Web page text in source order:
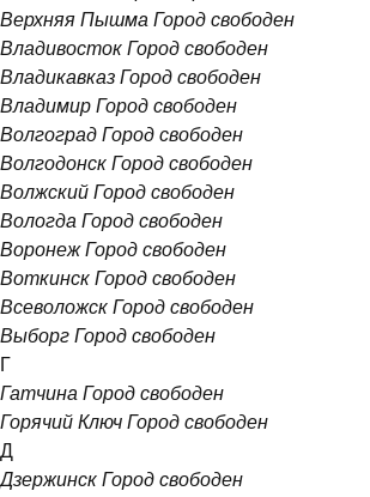
Верхняя Пышма Город свободен
Владивосток Город свободен
Владикавказ Город свободен
Владимир Город свободен
Волгоград Город свободен
Волгодонск Город свободен
Волжский Город свободен
Вологда Город свободен
Воронеж Город свободен
Воткинск Город свободен
Всеволожск Город свободен
Выборг Город свободен
Г
Гатчина Город свободен
Горячий Ключ Город свободен
Д
Дзержинск Город свободен